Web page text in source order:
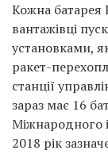
Кожна батарея
вантажівці
установками,
ракет-
станції
зараз має 16
Міжнародного
2018 рік